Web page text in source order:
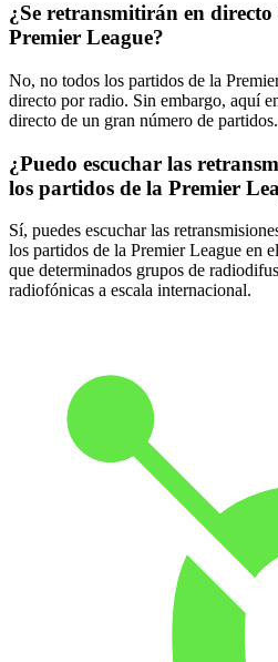
¿Se retransmitirán en
Premier League?
No, no todos los partidos de la
directo por radio. Sin embargo, aquí
directo de un gran número de partidos.
¿Puedo escuchar las
los partidos de la Premier
Sí, puedes escuchar las
los partidos de la Premier League en
que determinados grupos de
radiofónicas a escala internacional.